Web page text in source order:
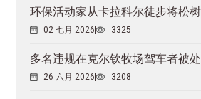
环保活动家从卡拉科尔徒步将松
02 七月 2026 3325
多名违规在克尔钦牧场驾车者被
26 六月 2026 3208